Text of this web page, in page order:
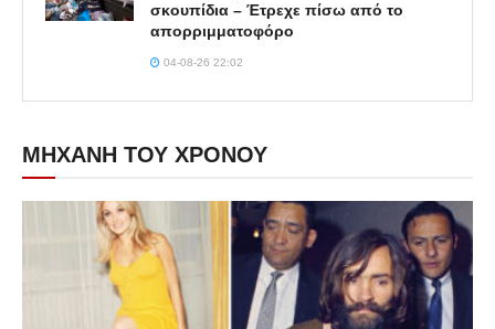
σκουπίδια – Έτρεχε πίσω από το
απορριμματοφόρο
04-08-26 22:02
ΜΗΧΑΝΗ ΤΟΥ ΧΡΟΝΟΥ